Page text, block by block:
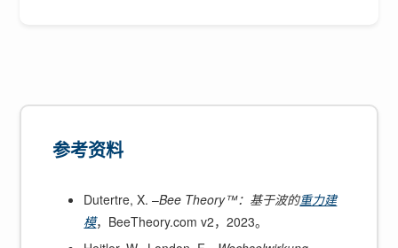
参考资料
Dutertre, X. –Bee Theory™：基于波的重力建
模，BeeTheory.com v2，2023。